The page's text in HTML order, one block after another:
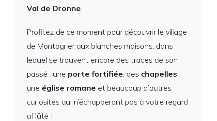
Val de Dronne.
Profitez de ce moment pour découvrir le village
de Montagrier aux blanches maisons, dans
lequel se trouvent encore des traces de son
passé : une porte fortifiée, des chapelles,
une église romane et beaucoup d’autres
curiosités qui n’échapperont pas à votre regard
affûté !